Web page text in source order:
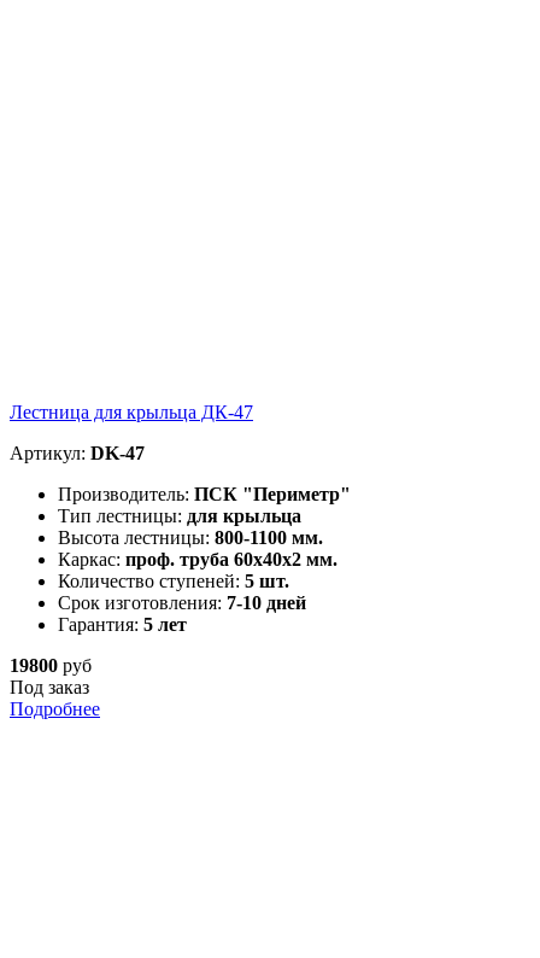
Лестница для крыльца ДК-47
Артикул: DK-47
Производитель: ПСК "Периметр"
Тип лестницы: для крыльца
Высота лестницы: 800-1100 мм.
Каркас: проф. труба 60х40х2 мм.
Количество ступеней: 5 шт.
Срок изготовления: 7-10 дней
Гарантия: 5 лет
19800 руб
Под заказ
Подробнее